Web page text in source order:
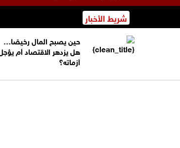
شريط الأخبار
حين يصبح المال رخيصًا…
هل يزدهر الاقتصاد أم
أزماته؟